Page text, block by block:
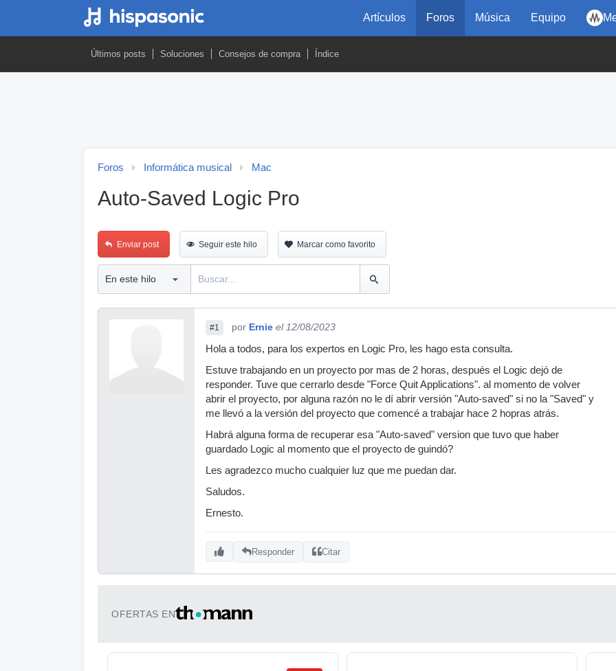
Artículos Foros Música Equipo
Últimos posts Soluciones Consejos de compra Índice
Foros Informática musical Mac
Auto-Saved Logic Pro
Enviar post Seguir este hilo Marcar como favorito
#1 por Ernie el 12/08/2023
Hola a todos, para los expertos en Logic Pro, les hago esta consulta.
Estuve trabajando en un proyecto por mas de 2 horas, después el Logic dejó de
responder. Tuve que cerrarlo desde "Force Quit Applications". al momento de volver
abrir el proyecto, por alguna razón no le dí abrir versión "Auto-saved" si no la "Saved" y
me llevó a la versión del proyecto que comencé a trabajar hace 2 hopras atrás.
Habrá alguna forma de recuperar esa "Auto-saved" version que tuvo que haber
guardado Logic al momento que el proyecto de guindó?
Les agradezco mucho cualquier luz que me puedan dar.
Saludos.
Ernesto.
Responder Citar
OFERTAS EN